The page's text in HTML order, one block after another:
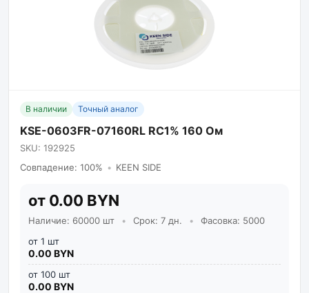
В наличии Точный аналог
KSE-0603FR-07160RL RC1% 160 Ом
SKU: 192925
Совпадение: 100% • KEEN SIDE
от 0.00 BYN
Наличие: 60000 шт • Срок: 7 дн. •
Фасовка: 5000
от 1 шт
0.00 BYN
от 100 шт
0.00 BYN